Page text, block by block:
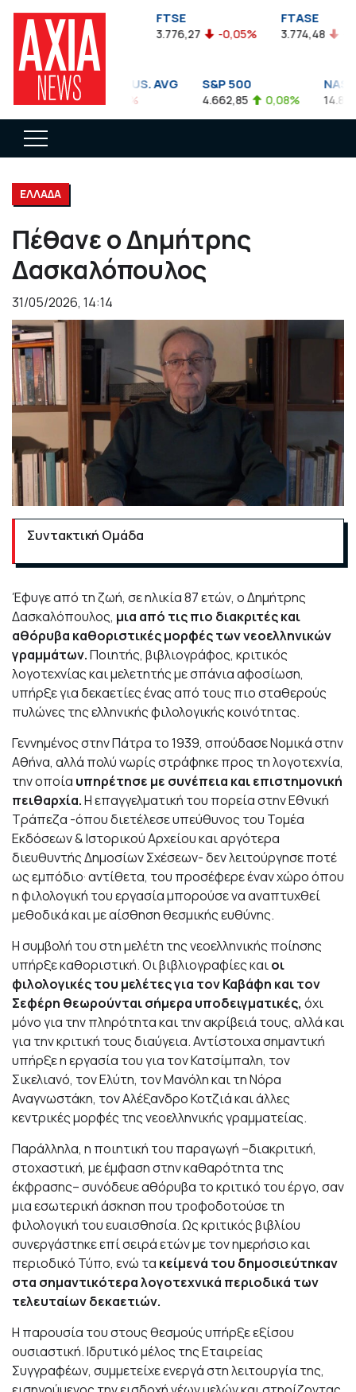
FTSEA
899,47 -0,04%
FTSE
3.776,27 -0,05%
FTASE
3.774,48 -
DOW JONES INDUS. AVG
35.911,81
S&P 500
4.662,85 0,08%
ΕΛΛΑΔΑ
Πέθανε ο Δημήτρης
Δασκαλόπουλος
31/05/2026, 14:14
Συντακτική Ομάδα
Έφυγε από τη ζωή, σε ηλικία 87 ετών, ο Δημήτρης
Δασκαλόπουλος, μια από τις πιο διακριτές και
αθόρυβα καθοριστικές μορφές των νεοελληνικών
γραμμάτων.Ποιητής, βιβλιογράφος, κριτικός
λογοτεχνίας και μελετητής με σπάνια αφοσίωση,
υπήρξε για δεκαετίες ένας από τους πιο σταθερούς
πυλώνες της ελληνικής φιλολογικής κοινότητας.
Γεννημένος στην Πάτρα το 1939, σπούδασε Νομικά στην
Αθήνα, αλλά πολύ νωρίς στράφηκε προς τη λογοτεχνία,
την οποία υπηρέτησε με συνέπεια και επιστημονική
πειθαρχία.Η επαγγελματική του πορεία στην Εθνική
Τράπεζα -όπου διετέλεσε υπεύθυνος του Τομέα
Εκδόσεων & Ιστορικού Αρχείου και αργότερα
διευθυντής Δημοσίων Σχέσεων- δεν λειτούργησε ποτέ
ως εμπόδιο· αντίθετα, του προσέφερε έναν χώρο όπου
η φιλολογική του εργασία μπορούσε να αναπτυχθεί
μεθοδικά και με αίσθηση θεσμικής ευθύνης.
Η συμβολή του στη μελέτη της νεοελληνικής ποίησης
υπήρξε καθοριστική. Οι βιβλιογραφίες καιοι
φιλολογικές του μελέτες για τον Καβάφη και τον
Σεφέρη θεωρούνται σήμερα υποδειγματικές, όχι
μόνο για την πληρότητα και την ακρίβειά τους, αλλά και
για την κριτική τους διαύγεια. Αντίστοιχα σημαντική
υπήρξε η εργασία του για τον Κατσίμπαλη, τον
Σικελιανό, τον Ελύτη, τον Μανόλη και τη Νόρα
Αναγνωστάκη, τον Αλέξανδρο Κοτζιά και άλλες
κεντρικές μορφές της νεοελληνικής γραμματείας.
Παράλληλα, η ποιητική του παραγωγή –διακριτική,
στοχαστική, με έμφαση στην καθαρότητα της
έκφρασης– συνόδευε αθόρυβα το κριτικό του έργο, σαν
μια εσωτερική άσκηση που τροφοδοτούσε τη
φιλολογική του ευαισθησία. Ως κριτικός βιβλίου
συνεργάστηκε επί σειρά ετών με τον ημερήσιο και
περιοδικό Τύπο, ενώ τα κείμενά του δημοσιεύτηκαν
στα σημαντικότερα λογοτεχνικά περιοδικά των
τελευταίων δεκαετιών.
Η παρουσία του στους θεσμούς υπήρξε εξίσου
ουσιαστική. Ιδρυτικό μέλος της Εταιρείας
Συγγραφέων, συμμετείχε ενεργά στη λειτουργία της,